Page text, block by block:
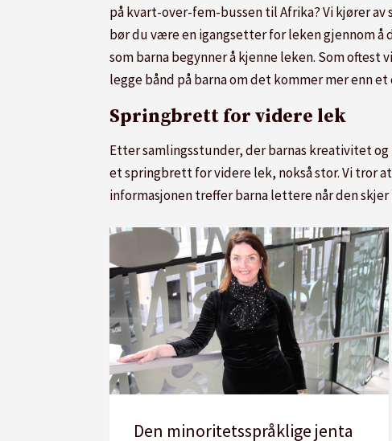
på kvart-over-fem-bussen til Afrika? Vi kjører
bør du være en igangsetter for leken gjennom
som barna begynner å kjenne leken. Som
legge bånd på barna om det kommer mer enn
Springbrett for videre lek
Etter samlingsstunder, der barnas kreativitet
et springbrett for videre lek, nokså stor. Vi tror
informasjonen treffer barna lettere når den
Den minoritetsspråklige jenta